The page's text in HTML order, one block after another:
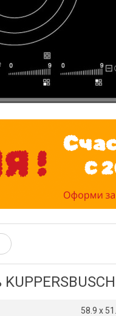
58.9 x